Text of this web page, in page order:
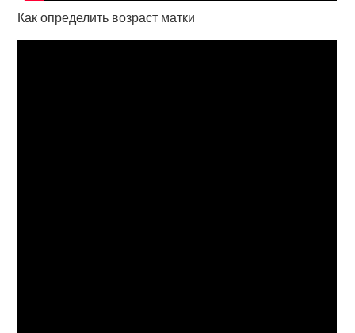
Как определить возраст матки